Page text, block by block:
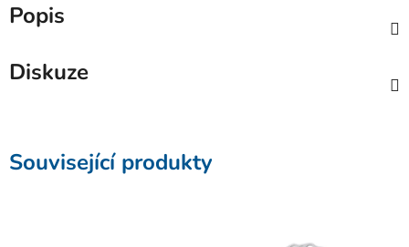
Popis
Diskuze
Související produkty